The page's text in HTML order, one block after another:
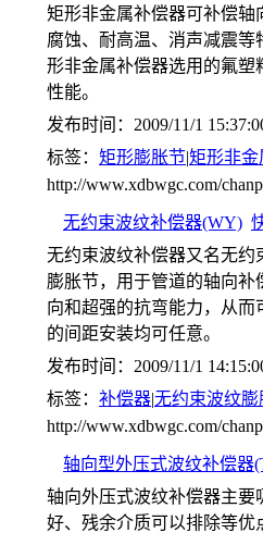
矩形非金属补偿器可补偿
腐蚀、耐高温、消声减震
形非金属补偿器选用的氟
性能。
发布时间：2009/11/1
标签： 矩形膨胀节|矩形非金
http://www.xdbwgc.com/
无约束波纹补偿器(WY)
无约束波纹补偿器又名无
膨胀节，用于管道的轴向
向和超强的抗弯能力，从
的间距安装均可任意。
发布时间：2009/11/1
标签： 补偿器|无约束波纹膨
http://www.xdbwgc.com/
轴向型外压式波纹补偿器
轴向外压式波纹补偿器主
好、残余介质可以排除等优